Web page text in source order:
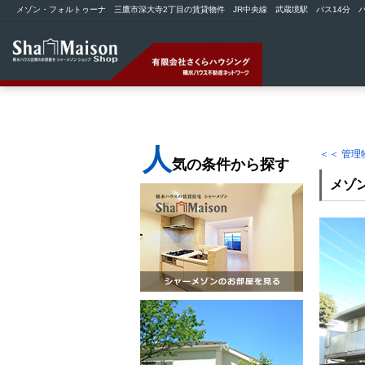
メゾン・フォルトゥーナ 三鷹市深大寺2丁目の賃貸物件 JR中央線 武蔵境駅 バス14分 バ
＜＜ 管
メゾ
人気の条件から探す